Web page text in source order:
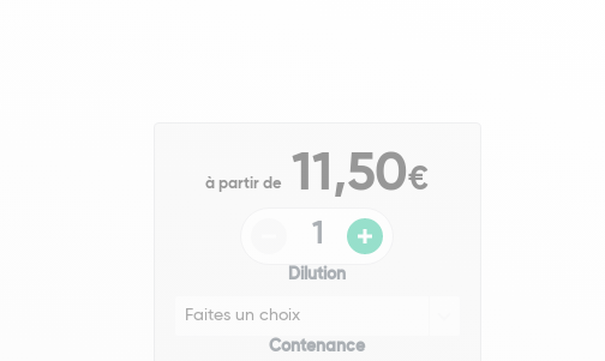
à partir de 11,50€
Dilution
Contenance